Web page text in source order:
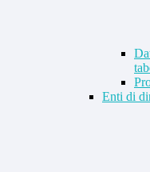
Enti di